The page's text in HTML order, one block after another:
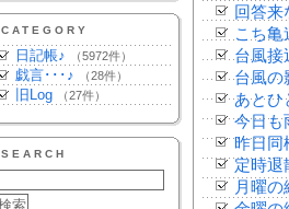
CATEGORY
日記帳♪ （5972件）
戯言･･･♪ （28件）
旧Log （27件）
SEARCH
回答来
こち亀
台風接
台風の
あとひ
今日も
昨日同
定時退
月曜の